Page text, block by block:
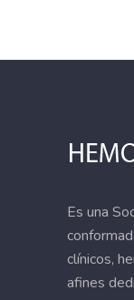
Es una
clínicos,
afines